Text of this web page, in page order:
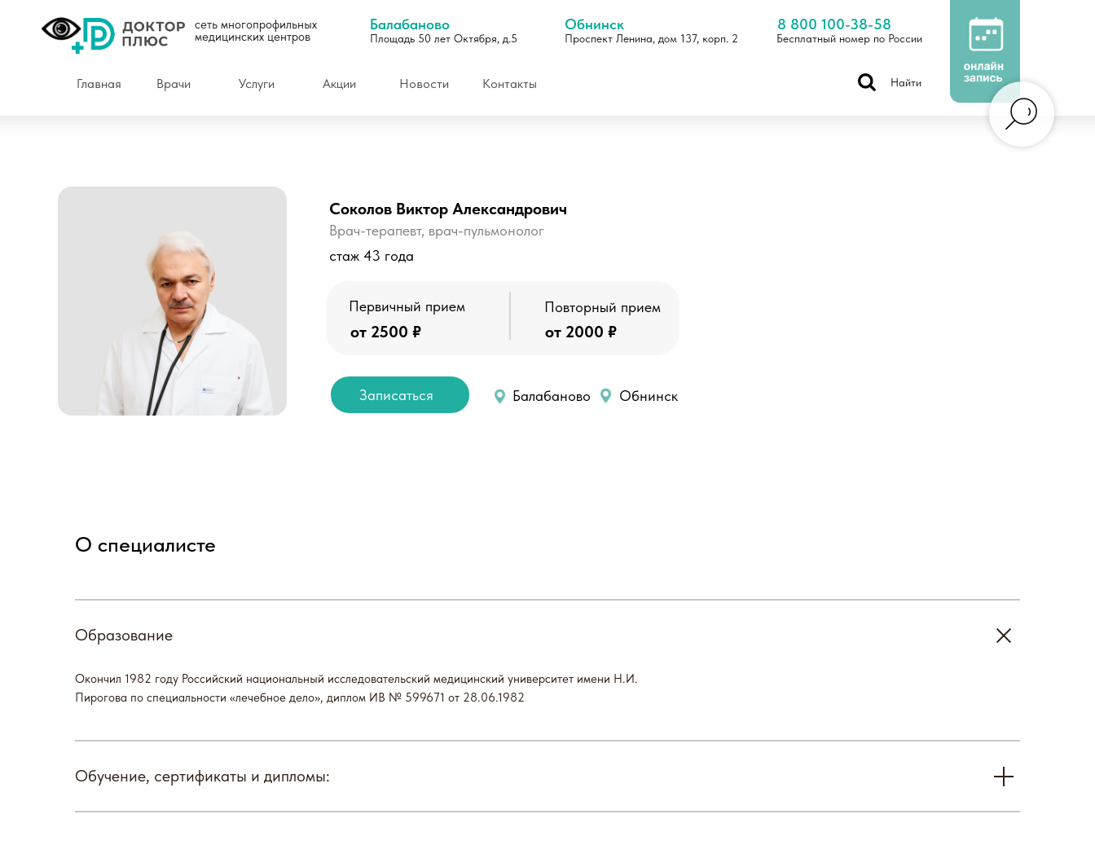
сеть многопрофильных
медицинских центров
Главная Врачи Услуги Акции Новости Контакты
Балабаново
Площадь 50 лет Октября, д.5
8 800 100-38-58
Бесплатный номер по России
Обнинск
Проспект Ленина, дом 137, корп. 2
Найти
Соколов Виктор Александрович
Врач-терапевт, врач-пульмонолог
стаж 43 года
Первичный прием
от 2500 ₽
Повторный прием
от 2000 ₽
Записаться Балабаново Обнинск
О специалисте
Образование
Окончил 1982 году Российский национальный исследовательский медицинский университет имени Н.И.
Пирогова по специальности «лечебное дело», диплом ИВ № 599671 от 28.06.1982
Обучение, сертификаты и дипломы: